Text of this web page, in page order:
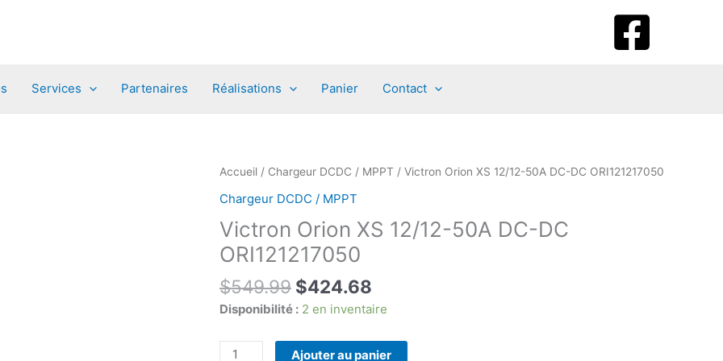
Services Partenaires Réalisations Panier Contact
Accueil / Chargeur DCDC / MPPT / Victron Orion XS 12/12-50A DC-DC ORI121217050
Chargeur DCDC / MPPT
Victron Orion XS 12/12-50A DC-DC
ORI121217050
$549.99 Le
prix
était :
$424.68
prix
est :
Disponibilité : 2 en inventaire
quantité
Ajouter au panier